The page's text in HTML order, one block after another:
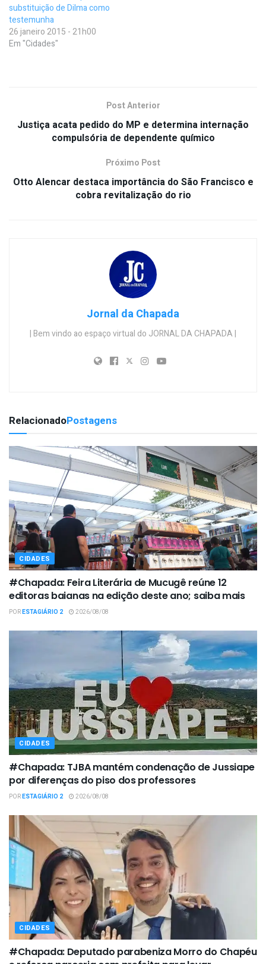
substituição de Dilma como
testemunha
26 janeiro 2015 - 21h00
Em "Cidades"
Post Anterior
Justiça acata pedido do MP e determina internação
compulsória de dependente químico
Próximo Post
Otto Alencar destaca importância do São Francisco e
cobra revitalização do rio
Jornal da Chapada
| Bem vindo ao espaço virtual do JORNAL DA CHAPADA |
RelacionadoPostagens
CIDADES
#Chapada: Feira Literária de Mucugê reúne 12
editoras baianas na edição deste ano; saiba mais
PORESTAGIÁRIO 2 2026/08/08
CIDADES
#Chapada: TJBA mantém condenação de Jussiape
por diferenças do piso dos professores
PORESTAGIÁRIO 2 2026/08/08
CIDADES
#Chapada: Deputado parabeniza Morro do Chapéu